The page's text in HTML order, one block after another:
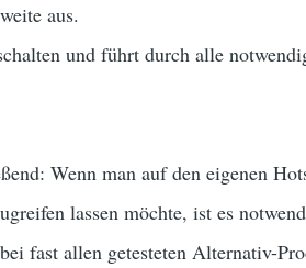
aus.
und führt durch alle
Wenn man auf den eigenen
lassen möchte, ist es
fast allen getesteten Alternativ-